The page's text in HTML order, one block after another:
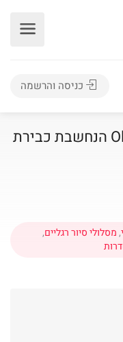
כניסה והרשמה
מזוריה העיר אולשטיין Olsztyn הנחשבת כבירת
,מסלולי סיור רגליים,